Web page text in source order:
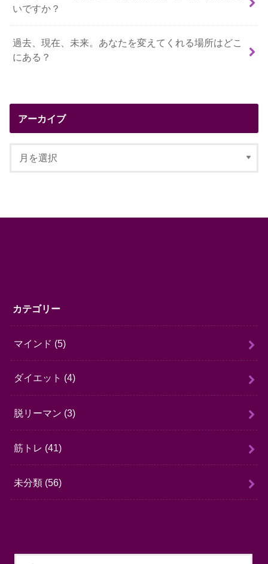
いですか？
過去、現在、未来。あなたを変えてくれる場所はどこ
にある？
アーカイブ
カテゴリー
マインド (5)
ダイエット (4)
脱リーマン (3)
筋トレ (41)
未分類 (56)